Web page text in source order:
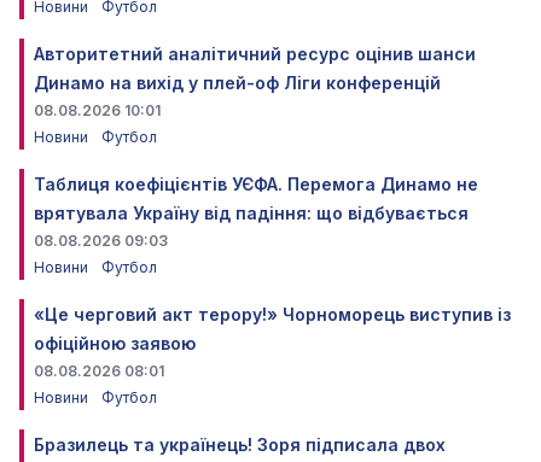
Новини
Футбол
Авторитетний аналітичний ресурс оцінив шанси
Динамо на вихід у плей-оф Ліги конференцій
08.08.2026 10:01
Новини
Футбол
Таблиця коефіцієнтів УЄФА. Перемога Динамо не
врятувала Україну від падіння: що відбувається
08.08.2026 09:03
Новини
Футбол
«Це черговий акт терору!» Чорноморець виступив із
офіційною заявою
08.08.2026 08:01
Новини
Футбол
Бразилець та українець! Зоря підписала двох